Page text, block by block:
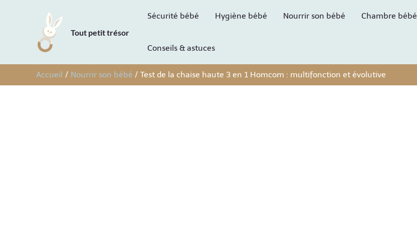
Tout petit trésor
Sécurité bébé Hygiène bébé Nourrir son bébé Chambre bébé
Conseils & astuces
Accueil Nourrir son bébé Test de la chaise haute 3 en 1 Homcom : multifonction et évolutive